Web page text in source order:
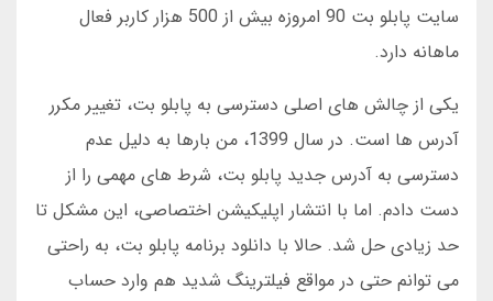
سایت پابلو بت 90 امروزه بیش از 500 هزار کاربر فعال
ماهانه دارد.
یکی از چالش های اصلی دسترسی به پابلو بت، تغییر مکرر
آدرس ها است. در سال 1399، من بارها به دلیل عدم
دسترسی به آدرس جدید پابلو بت، شرط های مهمی را از
دست دادم. اما با انتشار اپلیکیشن اختصاصی، این مشکل تا
حد زیادی حل شد. حالا با دانلود برنامه پابلو بت، به راحتی
می توانم حتی در مواقع فیلترینگ شدید هم وارد حساب